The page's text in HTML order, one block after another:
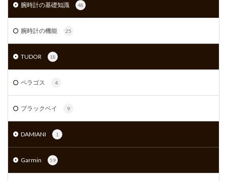
腕時計の基礎知識 48
腕時計の機能 25
TUDOR 18
ペラゴス 4
ブラックベイ 9
DAMIANI 1
Garmin 59